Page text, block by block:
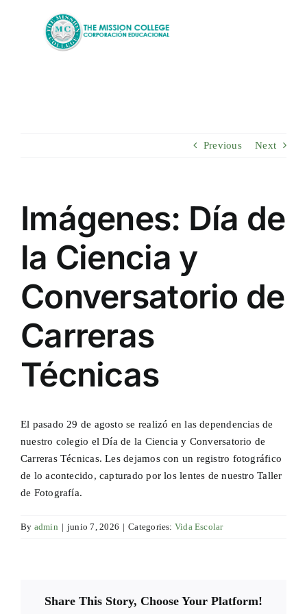
Previous Next
Imágenes: Día de
la Ciencia y
Conversatorio de
Carreras
Técnicas
El pasado 29 de agosto se realizó en las dependencias de
nuestro colegio el Día de la Ciencia y Conversatorio de
Carreras Técnicas. Les dejamos con un registro fotográfico
de lo acontecido, capturado por los lentes de nuestro Taller
de Fotografía.
By admin | junio 7, 2026 | Categories: Vida Escolar
Share This Story, Choose Your Platform!